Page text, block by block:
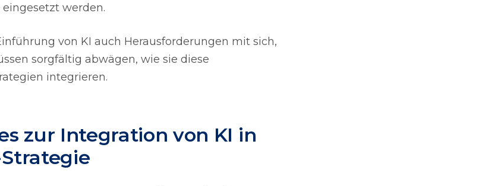
werden.
von KI auch Herausforderungen mit sich,
sorgfältig abwägen, wie sie diese
integrieren.
zur Integration von KI in